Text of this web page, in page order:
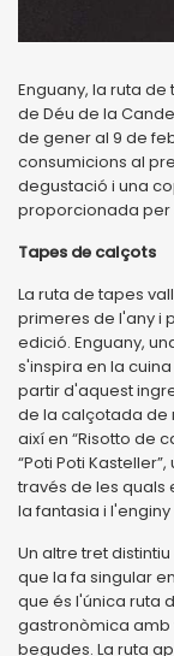
Enguany, la ruta
de Déu de la
de gener al 9 de
consumicions al
degustació i una
proporcionada per
Tapes de calçots
La ruta de tapes
primeres de l'any i
edició. Enguany,
s'inspira en la
partir d'aquest
de la calçotada de
així en “Risotto de
“Poti Poti
través de les quals
la fantasia i
Un altre tret
que la fa singular
que és l'única ruta
gastronòmica amb
begudes. La ruta